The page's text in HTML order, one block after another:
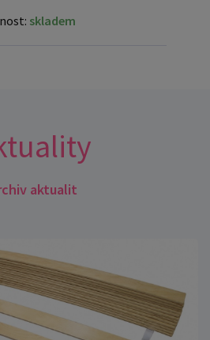
skladem
aktualit